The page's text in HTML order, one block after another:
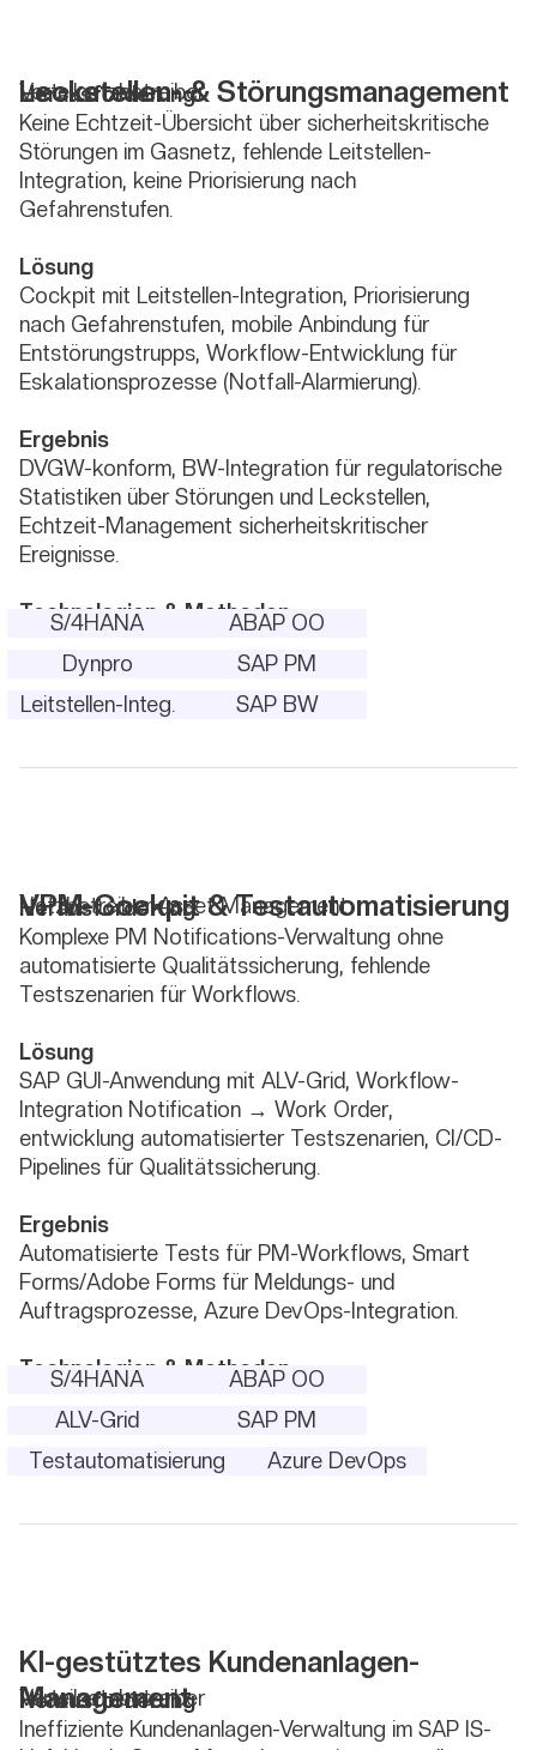
Leckstellen- & Störungsmanagement
Verteilnetzbetreiber
Herausforderung
Keine Echtzeit-Übersicht über sicherheitskritische
Störungen im Gasnetz, fehlende Leitstellen-
Integration, keine Priorisierung nach
Gefahrenstufen.
Lösung
Cockpit mit Leitstellen-Integration, Priorisierung
nach Gefahrenstufen, mobile Anbindung für
Entstörungstrupps, Workflow-Entwicklung für
Eskalationsprozesse (Notfall-Alarmierung).
Ergebnis
DVGW-konform, BW-Integration für regulatorische
Statistiken über Störungen und Leckstellen,
Echtzeit-Management sicherheitskritischer
Ereignisse.
Technologien & Methoden
S/4HANA
ABAP OO
Dynpro
SAP PM
Leitstellen-Integ.
SAP BW
VPM-Cockpit & Testautomatisierung
Netzbetreiber Asset Management
Herausforderung
Komplexe PM Notifications-Verwaltung ohne
automatisierte Qualitätssicherung, fehlende
Testszenarien für Workflows.
Lösung
SAP GUI-Anwendung mit ALV-Grid, Workflow-
Integration Notification → Work Order,
entwicklung automatisierter Testszenarien, CI/CD-
Pipelines für Qualitätssicherung.
Ergebnis
Automatisierte Tests für PM-Workflows, Smart
Forms/Adobe Forms für Meldungs- und
Auftragsprozesse, Azure DevOps-Integration.
Technologien & Methoden
S/4HANA
ABAP OO
ALV-Grid
SAP PM
Testautomatisierung
Azure DevOps
KI-gestütztes Kundenanlagen-
Management
Verteilnetzbetreiber
Herausforderung
Ineffiziente Kundenanlagen-Verwaltung im SAP IS-